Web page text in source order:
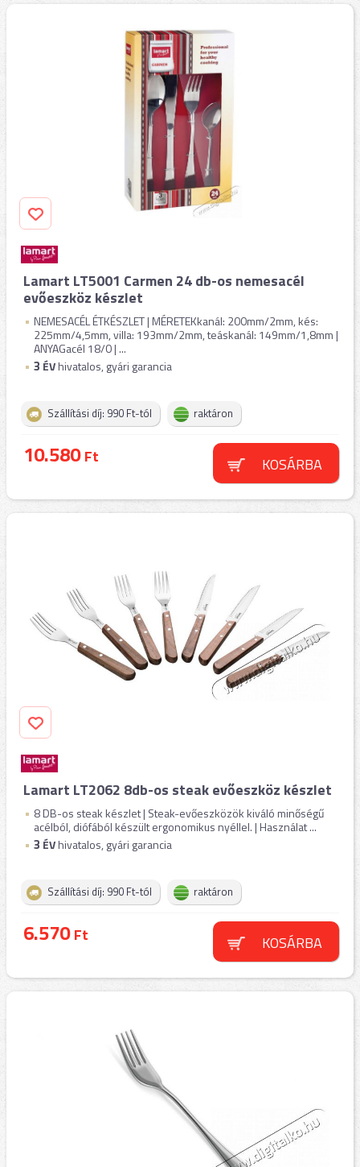
Lamart LT5001 Carmen 24 db-os nemesacél
evőeszköz készlet
NEMESACÉL ÉTKÉSZLET | MÉRETEKkanál: 200mm/2mm, kés:
225mm/4,5mm, villa: 193mm/2mm, teáskanál: 149mm/1,8mm |
ANYAGacél 18/0 | ...
3 ÉVhivatalos, gyári garancia
Szállítási díj: 990 Ft-tól raktáron
10.580Ft KOSÁRBA
Lamart LT2062 8db-os steak evőeszköz készlet
8 DB-os steak készlet | Steak-evőeszközök kiváló minőségű
acélból, diófából készült ergonomikus nyéllel. | Használat ...
3 ÉVhivatalos, gyári garancia
Szállítási díj: 990 Ft-tól raktáron
6.570Ft KOSÁRBA